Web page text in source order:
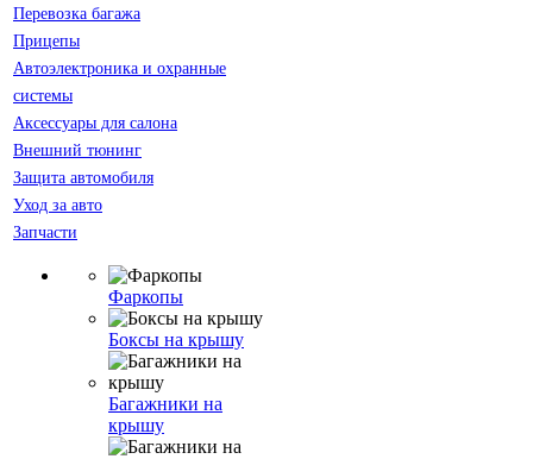
Перевозка багажа
Прицепы
Автоэлектроника и охранные
системы
Аксессуары для салона
Внешний тюнинг
Защита автомобиля
Уход за авто
Запчасти
Фаркопы
Боксы на крышу
Багажники на
крышу